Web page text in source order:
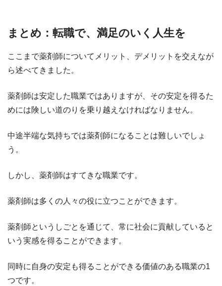
まとめ：転職で、満足のいく人生を
ここまで薬剤師についてメリット、デメリットを交えなが
ら述べてきました。
薬剤師は安定した職業ではありますが、その安定を得るた
めには険しい道のりを乗り越えなければなりません。
中途半端な気持ちでは薬剤師になることは難しいでしょ
う。
しかし、薬剤師はすてきな職業です。
薬剤師は多くの人々の役に立つことができます。
薬剤師というしごとを通じて、常に社会に貢献していると
いう実感を得ることができます。
同時に自身の安定も得ることができる価値のある職業の1
つです。